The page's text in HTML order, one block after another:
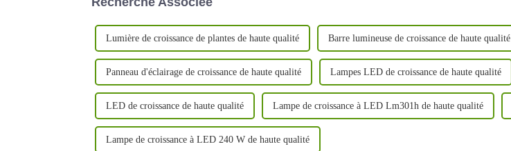
Lumière de croissance de plantes de haute qualité Barre lumineuse de croissance de haute qualité
Panneau d'éclairage de croissance de haute qualité Lampes LED de croissance de haute qualité
LED de croissance de haute qualité Lampe de croissance à LED Lm301h de haute qualité
Lampe de croissance à LED 240 W de haute qualité